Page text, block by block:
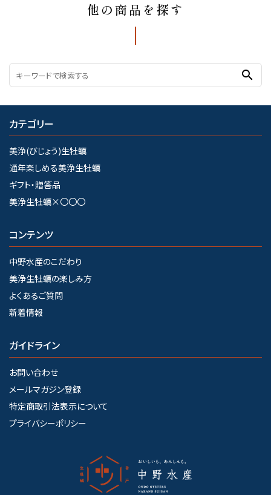
他の商品を探す
search
カテゴリー
美浄(びじょう)生牡蠣
通年楽しめる美浄生牡蠣
ギフト・贈答品
美浄生牡蠣×〇〇〇
コンテンツ
中野水産のこだわり
美浄生牡蠣の楽しみ方
よくあるご質問
新着情報
ガイドライン
お問い合わせ
メールマガジン登録
特定商取引法表示について
プライバシーポリシー